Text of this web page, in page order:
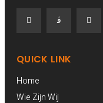
QUICK LINK
Home
Wie Zijn Wij